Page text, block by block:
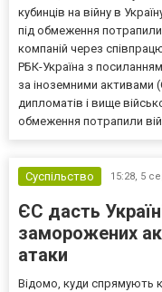
кубинців на війну в
під обмеження потрапили
компаній через
РБК-Україна з
за іноземними активами
дипломатів і вище
обмеження потрапили
Суспільство 15:28, 5
ЄС дасть
заморожених
атаки
Відомо, куди спрямують